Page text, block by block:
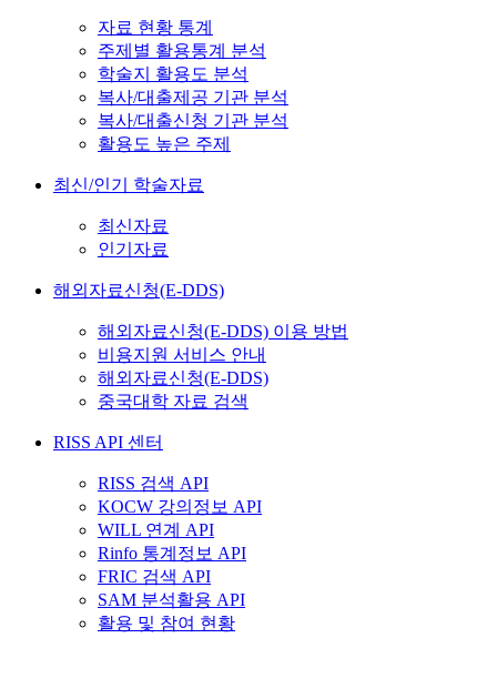
자료 현황 통계
주제별 활용통계 분석
학술지 활용도 분석
복사/대출제공 기관 분석
복사/대출신청 기관 분석
활용도 높은 주제
최신/인기 학술자료
최신자료
인기자료
해외자료신청(E-DDS)
해외자료신청(E-DDS) 이용 방법
비용지원 서비스 안내
해외자료신청(E-DDS)
중국대학 자료 검색
RISS API 센터
RISS 검색 API
KOCW 강의정보 API
WILL 연계 API
Rinfo 통계정보 API
FRIC 검색 API
SAM 분석활용 API
활용 및 참여 현황